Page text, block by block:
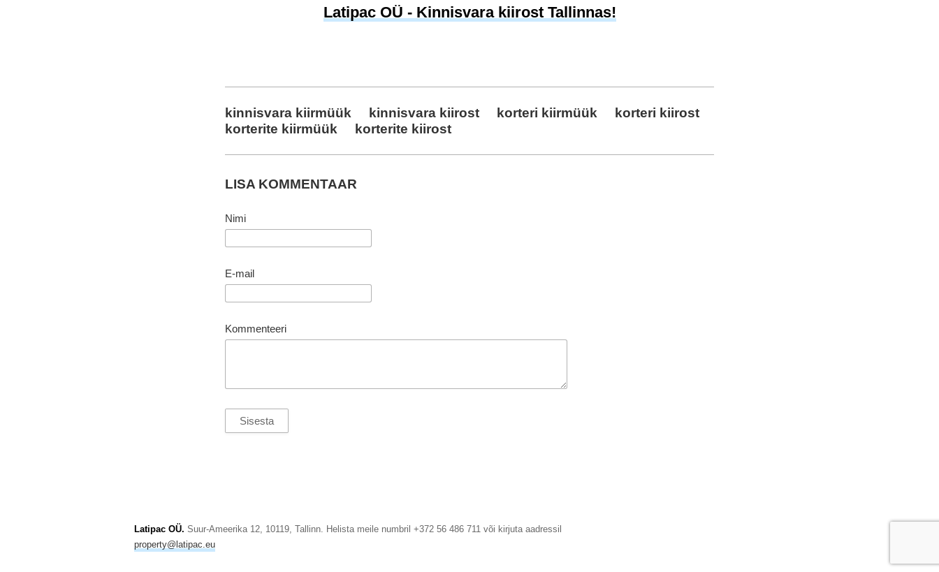
Latipac OÜ - Kinnisvara kiirost Tallinnas!
kinnisvara kiirmüük kinnisvara kiirost korteri kiirmüük
korteri kiirost
korterite kiirmüük
korterite kiirost
LISA KOMMENTAAR
Nimi
E-mail
Kommenteeri
Latipac OÜ. Suur-Ameerika 12, 10119, Tallinn. Helista meile numbril +372 56 486 711 või kirjuta aadressil
property@latipac.eu